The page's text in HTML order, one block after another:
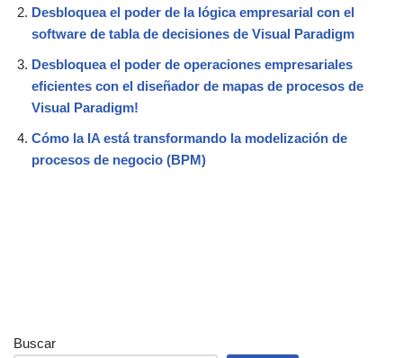
Desbloquea el poder de la lógica empresarial con el
software de tabla de decisiones de Visual Paradigm
Desbloquea el poder de operaciones empresariales
eficientes con el diseñador de mapas de procesos de
Visual Paradigm!
Cómo la IA está transformando la modelización de
procesos de negocio (BPM)
Buscar